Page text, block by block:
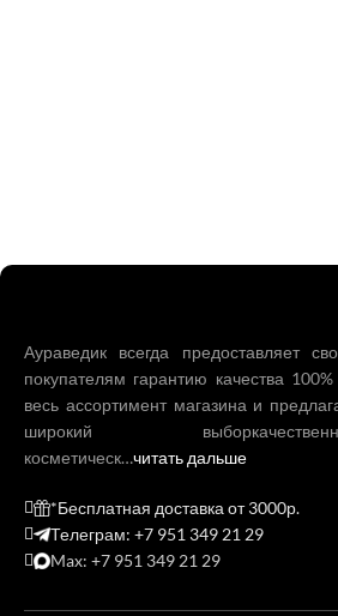
Аураведик всегда предоставляет
покупателям гарантию качества
весь ассортимент магазина и
широкий
косметическ…читать дальше
*Бесплатная доставка от 3000р.
Телеграм: +7 951 349 21 29
Max: +7 951 349 21 29